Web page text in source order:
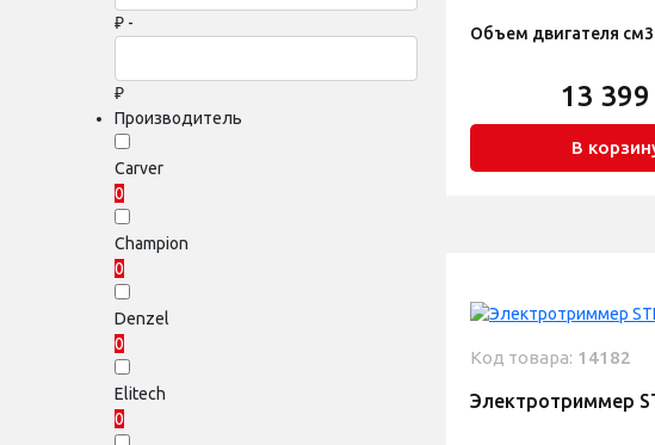
₽ -
₽
Производитель
Carver
0
Champion
0
Denzel
0
Elitech
0
Объем двигателя см3
13 399
В
Код товара: 14182
Электротриммер